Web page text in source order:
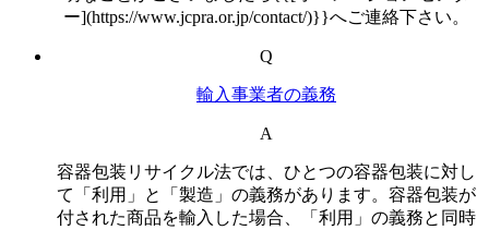
ー](https://www.jcpra.or.jp/contact/)}}へご連絡下さい。
Q
輸入事業者の義務
A
容器包装リサイクル法では、ひとつの容器包装に対し
て「利用」と「製造」の義務があります。容器包装が
付された商品を輸入した場合、「利用」の義務と同時